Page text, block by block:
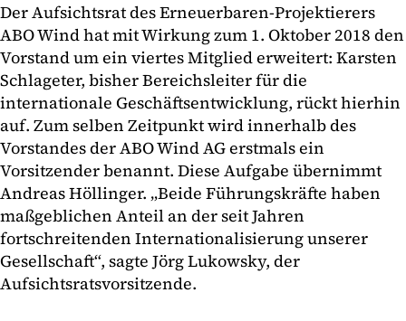
Der Aufsichtsrat des Erneuerbaren-Projektierers
ABO Wind hat mit Wirkung zum 1. Oktober 2018 den
Vorstand um ein viertes Mitglied erweitert: Karsten
Schlageter, bisher Bereichsleiter für die
internationale Geschäftsentwicklung, rückt hierhin
auf. Zum selben Zeitpunkt wird innerhalb des
Vorstandes der ABO Wind AG erstmals ein
Vorsitzender benannt. Diese Aufgabe übernimmt
Andreas Höllinger. „Beide Führungskräfte haben
maßgeblichen Anteil an der seit Jahren
fortschreitenden Internationalisierung unserer
Gesellschaft“, sagte Jörg Lukowsky, der
Aufsichtsratsvorsitzende.